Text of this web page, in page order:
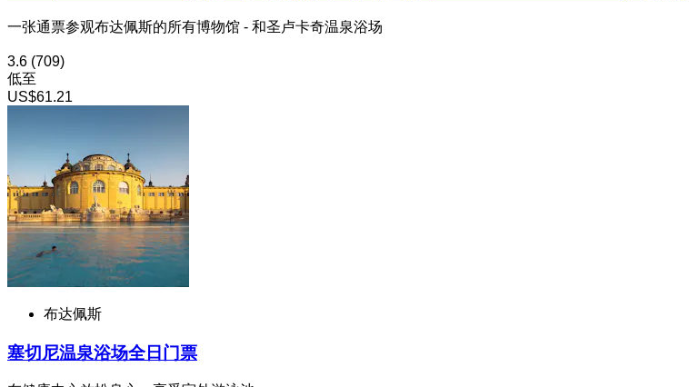
一张通票参观布达佩斯的所有博物馆 - 和圣卢卡奇温泉浴场
3.6 (709)
低至
US$61.21
布达佩斯
塞切尼温泉浴场全日门票